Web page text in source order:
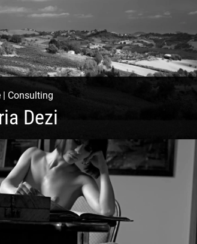
| Consulting
Dezi
& Gestaltung | Übersetzung & Medien |
Texting | Feine Weine